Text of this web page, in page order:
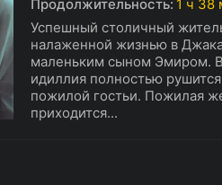
Продолжительность: 1 ч 38
Успешный столичный
налаженной жизнью в
маленьким сыном Эмиром.
идиллия полностью
пожилой гостьи. Пожилая
приходится...